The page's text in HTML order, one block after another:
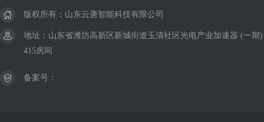
版权所有：山东云唐智能科技有限公司
地址：山东省潍坊高新区新城街道玉清社区光电产业加速器 (一期
415房间
备案号：